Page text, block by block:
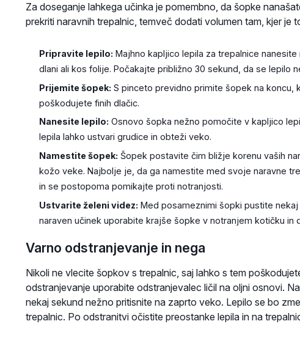
Za doseganje lahkega učinka je pomembno, da šopke
prekriti naravnih trepalnic, temveč dodati volumen tam, kjer je
Pripravite lepilo: Majhno kapljico lepila za trepalnice
dlani ali kos folije. Počakajte približno 30 sekund, da se lepilo
Prijemite šopek: S pinceto previdno primite šopek na koncu,
poškodujete finih dlačic.
Nanesite lepilo: Osnovo šopka nežno pomočite v kapljico
lepila lahko ustvari grudice in obteži veko.
Namestite šopek: Šopek postavite čim bližje korenu vaših
kožo veke. Najbolje je, da ga namestite med svoje naravne
in se postopoma pomikajte proti notranjosti.
Ustvarite želeni videz: Med posameznimi šopki pustite
naraven učinek uporabite krajše šopke v notranjem kotičku in
Varno odstranjevanje in nega
Nikoli ne vlecite šopkov s trepalnic, saj lahko s tem
odstranjevanje uporabite odstranjevalec ličil na oljni osnovi.
nekaj sekund nežno pritisnite na zaprto veko. Lepilo se bo
trepalnic. Po odstranitvi očistite preostanke lepila in na